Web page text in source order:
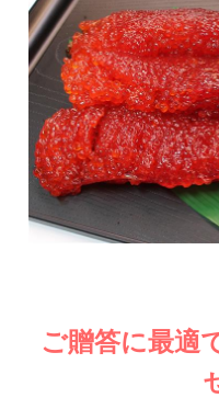
ご贈答に最適